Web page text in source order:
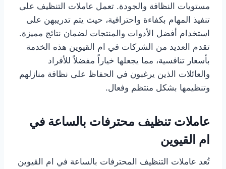
مستويات النظافة والجودة. تعمل عاملات التنظيف على
تنفيذ المهام بكفاءة واحترافية، حيث يتم تدريبهن على
استخدام أفضل الأدوات والمنتجات لضمان نتائج مميزة.
تقدم العديد من الشركات في ام القيوين هذه الخدمة
بأسعار تنافسية، مما يجعلها خياراً مفضلاً للأفراد
والعائلات الذين يرغبون في الحفاظ على نظافة منازلهم
وتنظيمها بشكل منتظم وفعال.
عاملات تنظيف محترفات بالساعة في
ام القيوين
تُعد عاملات التنظيف المحترفات بالساعة في ام القيوين